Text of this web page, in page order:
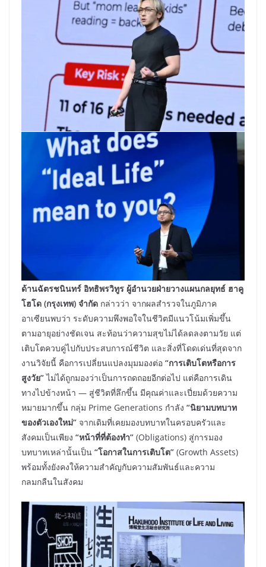
ด้านฉัตรชนินทร์ อิทธิพรวิทูร ผู้อำนวยฝ่ายวางแผนกลยุทธ์ ฮาคู
โฮโด (กรุงเทพ) จำกัด กล่าวว่า จากผลสำรวจในภูมิภาค
อาเซียนพบว่า ระดับความพึงพอใจในชีวิตมีแนวโน้มเพิ่มขึ้น
ตามอายุอย่างชัดเจน สะท้อนว่าความสุขไม่ได้ลดลงตามวัย แต่
เติบโตควบคู่ไปกับประสบการณ์ชีวิต และสิ่งที่โดดเด่นที่สุดจาก
งานวิจัยนี้ คือการเปลี่ยนแปลงมุมมองต่อ “การเติบโตหรือการ
สูงวัย”ไม่ได้ถูกมองว่าเป็นการถดถอยอีกต่อไป แต่คือการเดิน
ทางไปข้างหน้า — สู่ชีวิตที่ลึกขึ้น มีคุณค่าและเปี่ยมด้วยความ
หมายมากขึ้น กลุ่ม Prime Generations กำลัง “นิยามบทบาท
ของตัวเองใหม่” จากเดิมที่เคยมองบทบาทในครอบครัวและ
สังคมเป็นเพียง “หน้าที่ที่ต้องทำ” (Obligations) สู่การมอง
บทบาทเหล่านั้นเป็น “โอกาสในการเติบโต” (Growth Assets)
พร้อมทั้งยังคงให้ความสำคัญกับความสัมพันธ์และความ
กลมกลืนในสังคม